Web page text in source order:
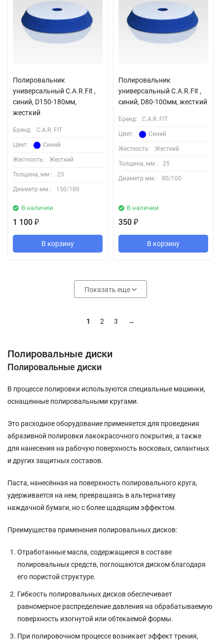
Полировальник
универсальный C.A.R.Fit ,
синий, D150-180мм,
жесткий
Бренд: C.A.R. FIT
Цвет: Синий
Жесткость: Жесткий
Толщина, мм : 25
Диаметр мм.: 150/180
В наличии
1 100 ₽
В корзину
Полировальник
универсальный C.A.R.Fit ,
синий, D80-100мм, жесткий
Бренд: C.A.R. FIT
Цвет: Синий
Жесткость: Жесткий
Толщина, мм : 25
Диаметр мм.: 80/100
В наличии
350 ₽
В корзину
Показать еще
1 2 3 →
Полировальные диски
Полировальные диски
В процессе полировки используются специальные машинки,
оснащенные полировальными кругами.
Это расходное оборудование применяется для проведения
абразивной полировки лакокрасочного покрытия, а также
для нанесения на рабочую поверхность восковых, силантных
и других защитных составов.
Паста, нанесённая на поверхность полировального круга,
удерживается на нем, превращаясь в альтернативу
наждачной бумаги, но с более щадящим эффектом.
Преимущества применения полировальных дисков:
Отработанные масла, содержащиеся в составе
полировальных средств, поглощаются диском благодаря
его пористой структуре.
Гибкость полировальных дисков обеспечивает
равномерное распределение давления на обрабатываемую
поверхность изогнутой или обтекаемой формы.
При полировочном процессе возникает эффект трения,